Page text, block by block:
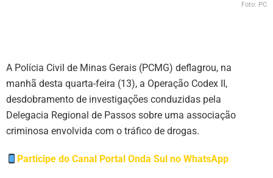
Foto: PC
A Polícia Civil de Minas Gerais (PCMG) deflagrou, na
manhã desta quarta-feira (13), a Operação Codex II,
desdobramento de investigações conduzidas pela
Delegacia Regional de Passos sobre uma associação
criminosa envolvida com o tráfico de drogas.
Participe do Canal Portal Onda Sul no WhatsApp